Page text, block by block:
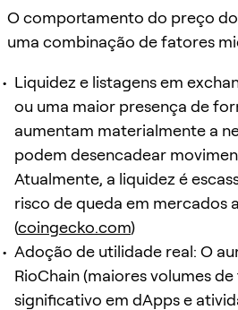
O comportamento do preço
uma combinação de fatores
Liquidez e listagens em
ou uma maior presença de
aumentam materialmente a
podem desencadear
Atualmente, a liquidez é
risco de queda em mercados
(coingecko.com)
Adoção de utilidade real: O
RioChain (maiores volumes
significativo em dApps e